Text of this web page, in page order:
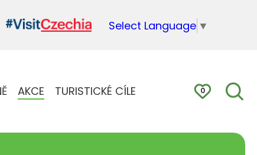
Select Language ▼
AKCE TURISTICKÉ CÍLE 0